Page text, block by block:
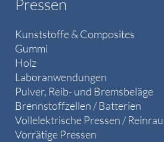
Pressen
Kunststoffe & Composites
Gummi
Holz
Laboranwendungen
Pulver, Reib- und Bremsbeläge
Brennstoffzellen / Batterien
Vollelektrische Pressen /
Vorrätige Pressen